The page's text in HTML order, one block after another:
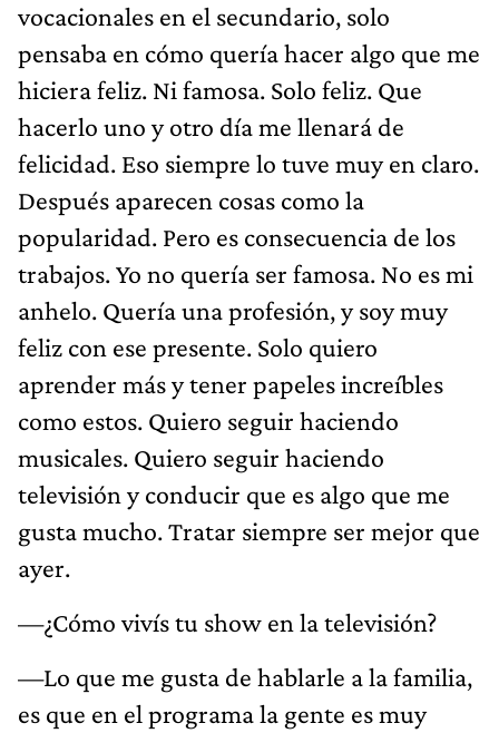
vocacionales en el secundario, solo
pensaba en cómo quería hacer algo que me
hiciera feliz. Ni famosa. Solo feliz. Que
hacerlo uno y otro día me llenará de
felicidad. Eso siempre lo tuve muy en claro.
Después aparecen cosas como la
popularidad. Pero es consecuencia de los
trabajos. Yo no quería ser famosa. No es mi
anhelo. Quería una profesión, y soy muy
feliz con ese presente. Solo quiero
aprender más y tener papeles increíbles
como estos. Quiero seguir haciendo
musicales. Quiero seguir haciendo
televisión y conducir que es algo que me
gusta mucho. Tratar siempre ser mejor que
ayer.
—¿Cómo vivís tu show en la televisión?
—Lo que me gusta de hablarle a la familia,
es que en el programa la gente es muy